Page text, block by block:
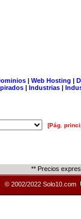
| Web Hosting |
| Industrias |
[Pág.
** Precios
© 2002/2022 Solo10.com